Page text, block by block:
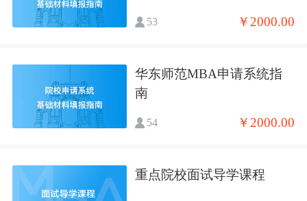
53 ￥2000.00
华东师范MBA申请系统指
南
54 ￥2000.00
重点院校面试导学课程